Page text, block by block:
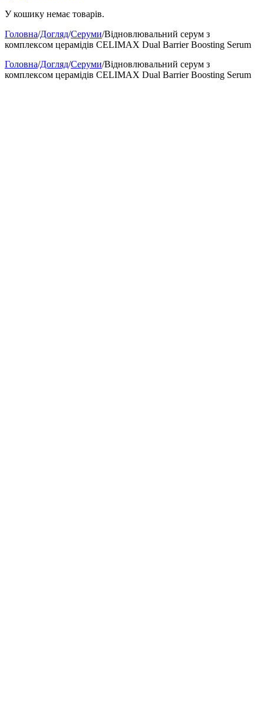
У кошику немає товарів.
Головна/Догляд/Серуми/Відновлювальний серум з
комплексом церамідів CELIMAX Dual Barrier Boosting Serum
Головна/Догляд/Серуми/Відновлювальний серум з
комплексом церамідів CELIMAX Dual Barrier Boosting Serum